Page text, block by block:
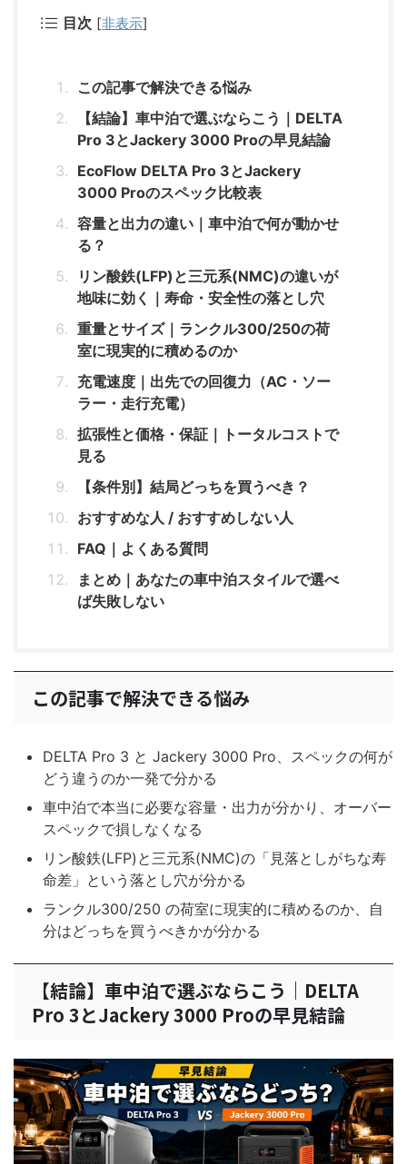
目次 [非表示]
この記事で解決できる悩み
【結論】車中泊で選ぶならこう｜DELTA
Pro 3とJackery 3000 Proの早見結論
EcoFlow DELTA Pro 3とJackery
3000 Proのスペック比較表
容量と出力の違い｜車中泊で何が動かせ
る？
リン酸鉄(LFP)と三元系(NMC)の違いが
地味に効く｜寿命・安全性の落とし穴
重量とサイズ｜ランクル300/250の荷
室に現実的に積めるのか
充電速度｜出先での回復力（AC・ソー
ラー・走行充電）
拡張性と価格・保証｜トータルコストで
見る
【条件別】結局どっちを買うべき？
おすすめな人 / おすすめしない人
FAQ｜よくある質問
まとめ｜あなたの車中泊スタイルで選べ
ば失敗しない
この記事で解決できる悩み
DELTA Pro 3 と Jackery 3000 Pro、スペックの何が
どう違うのか一発で分かる
車中泊で本当に必要な容量・出力が分かり、オーバー
スペックで損しなくなる
リン酸鉄(LFP)と三元系(NMC)の「見落としがちな寿
命差」という落とし穴が分かる
ランクル300/250 の荷室に現実的に積めるのか、自
分はどっちを買うべきかが分かる
【結論】車中泊で選ぶならこう｜DELTA
Pro 3とJackery 3000 Proの早見結論